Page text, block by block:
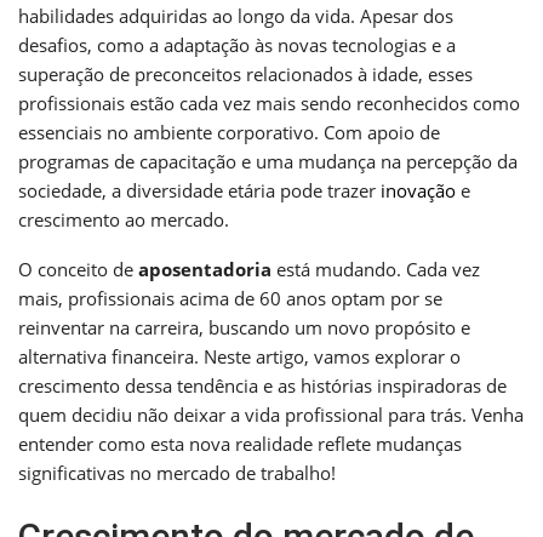
habilidades adquiridas ao longo da vida. Apesar dos
desafios, como a adaptação às novas tecnologias e a
superação de preconceitos relacionados à idade, esses
profissionais estão cada vez mais sendo reconhecidos como
essenciais no ambiente corporativo. Com apoio de
programas de capacitação e uma mudança na percepção da
sociedade, a diversidade etária pode trazer inovação e
crescimento ao mercado.
O conceito de aposentadoria está mudando. Cada vez
mais, profissionais acima de 60 anos optam por se
reinventar na carreira, buscando um novo propósito e
alternativa financeira. Neste artigo, vamos explorar o
crescimento dessa tendência e as histórias inspiradoras de
quem decidiu não deixar a vida profissional para trás. Venha
entender como esta nova realidade reflete mudanças
significativas no mercado de trabalho!